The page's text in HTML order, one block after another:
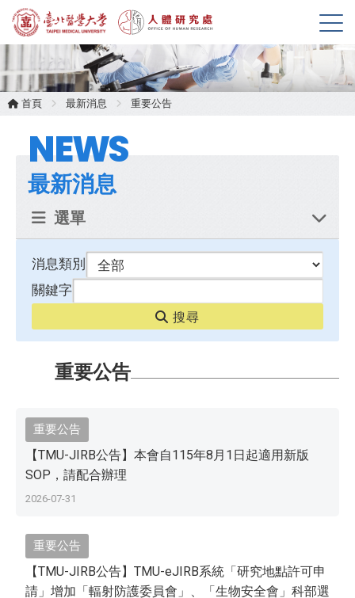
展
開
單
首頁 最新消息 重要公告
NEWS
最新消息
選單
消息類別
關鍵字
搜尋
重要公告
重要公告
【TMU-JIRB公告】本會自115年8月1日起適用新版
SOP，請配合辦理
2026-07-31
重要公告
【TMU-JIRB公告】TMU-eJIRB系統「研究地點許可申
請」增加「輻射防護委員會」、「生物安全會」科部選